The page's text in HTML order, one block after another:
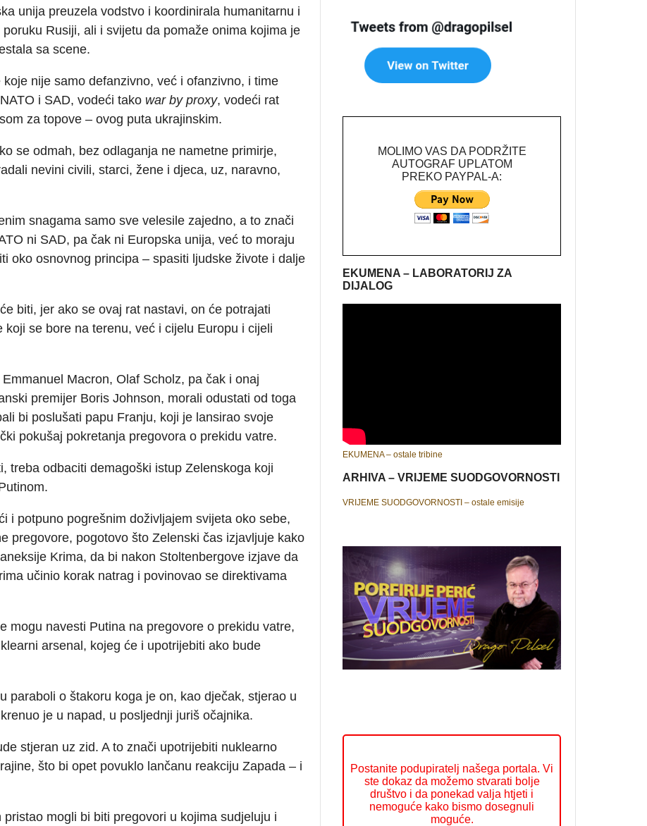
unija preuzela vodstvo i koordinirala humanitarnu i
Rusiji, ali i svijetu da pomaže onima kojima je
sa scene.
nije samo defanzivno, već i ofanzivno, i time
i SAD, vodeći tako war by proxy, vodeći rat
za topove – ovog puta ukrajinskim.
se odmah, bez odlaganja ne nametne primirje,
nevini civili, starci, žene i djeca, uz, naravno,
snagama samo sve velesile zajedno, a to znači
ni SAD, pa čak ni Europska unija, već to moraju
oko osnovnog principa – spasiti ljudske živote i dalje
biti, jer ako se ovaj rat nastavi, on će potrajati
se bore na terenu, već i cijelu Europu i cijeli
Macron, Olaf Scholz, pa čak i onaj
premijer Boris Johnson, morali odustati od toga
bi poslušati papu Franju, koji je lansirao svoje
pokušaj pokretanja pregovora o prekidu vatre.
treba odbaciti demagoški istup Zelenskoga koji
i potpuno pogrešnim doživljajem svijeta oko sebe,
pregovore, pogotovo što Zelenski čas izjavljuje kako
Krima, da bi nakon Stoltenbergove izjave da
učinio korak natrag i povinovao se direktivama
mogu navesti Putina na pregovore o prekidu vatre,
arsenal, kojeg će i upotrijebiti ako bude
paraboli o štakoru koga je on, kao dječak, stjerao u
je u napad, u posljednji juriš očajnika.
stjeran uz zid. A to znači upotrijebiti nuklearno
što bi opet povuklo lančanu reakciju Zapada – i
mogli bi biti pregovori u kojima sudjeluju i
MOLIMO VAS DA PODRŽITE
AUTOGRAF UPLATOM
PREKO PAYPAL-A:
EKUMENA – LABORATORIJ ZA
DIJALOG
EKUMENA – ostale tribine
ARHIVA – VRIJEME SUODGOVORNOSTI
VRIJEME SUODGOVORNOSTI – ostale emisije
Postanite podupiratelj našega portala. Vi
ste dokaz da možemo stvarati bolje
društvo i da ponekad valja htjeti i
nemoguće kako bismo dosegnuli
moguće.